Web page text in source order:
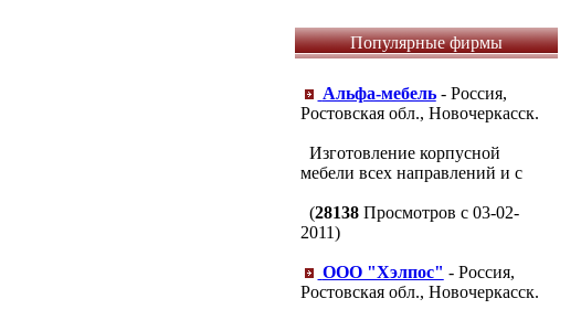
Популярные фирмы
Альфа-мебель- Россия,
Ростовская обл., Новочеркасск.
Изготовление корпусной
мебели всех направлений и с
(28138Просмотров с 03-02-
2011)
ООО "Хэлпос" - Россия,
Ростовская обл., Новочеркасск.